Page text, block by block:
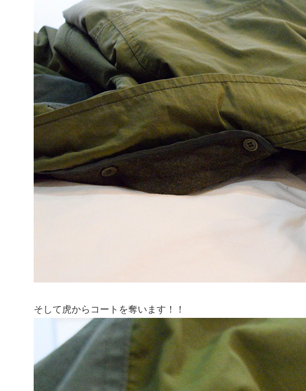
そして虎からコートを奪います！！